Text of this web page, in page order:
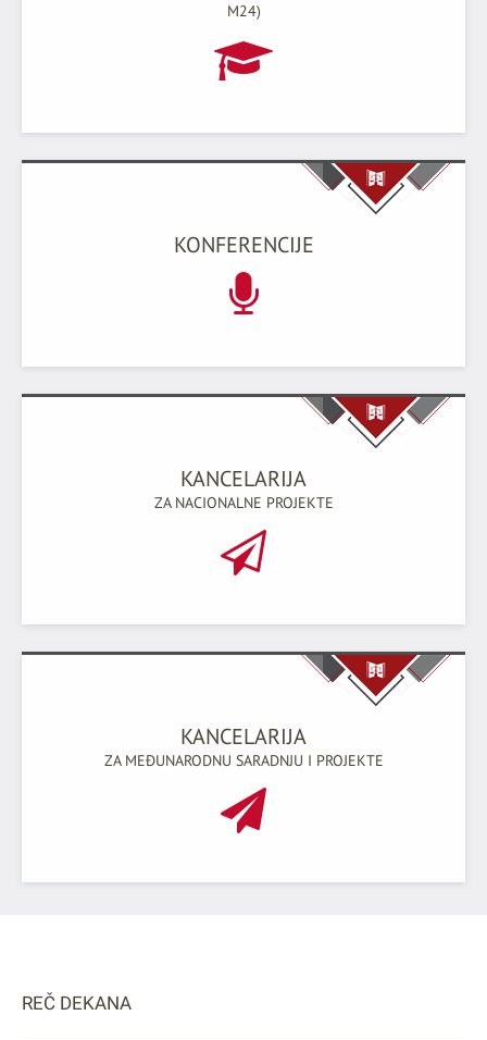
M24)
KONFERENCIJE
KANCELARIJA
ZA NACIONALNE PROJEKTE
KANCELARIJA
ZA MEĐUNARODNU SARADNJU I PROJEKTE
REČ DEKANA